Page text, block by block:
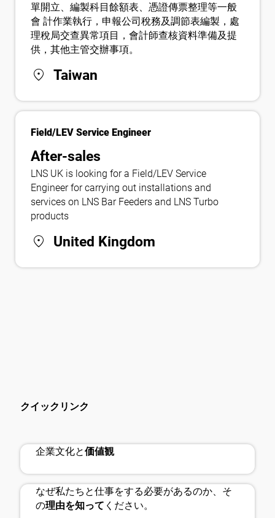
單開立、編製科目餘額表、憑證傳票整理等一般
會 計作業執行，申報公司稅務及調節表編製，處
理稅局交查異常項目，會計師查核資料準備及提
供，其他主管交辦事項。
location_on Taiwan
Field/LEV Service Engineer
After-sales
LNS UK is looking for a Field/LEV Service
Engineer for carrying out installations and
services on LNS Bar Feeders and LNS Turbo
products
location_on United Kingdom
クイックリンク approval_delegation
企業文化と価値観comment
なぜ私たちと仕事をする必要があるのか、そ
の理由を知って ください。